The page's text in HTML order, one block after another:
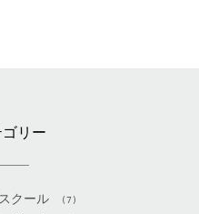
リー
クール (7)